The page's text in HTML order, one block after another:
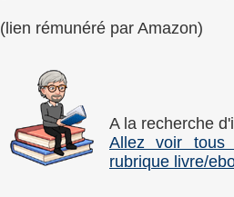
(lien rémunéré par Amazon)
A la recherche
Allez voir tous
rubrique livre/